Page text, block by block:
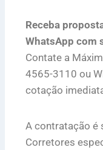
Receba
WhatsApp com
Contate a
4565-3110 ou
cotação
A contratação é
Corretores